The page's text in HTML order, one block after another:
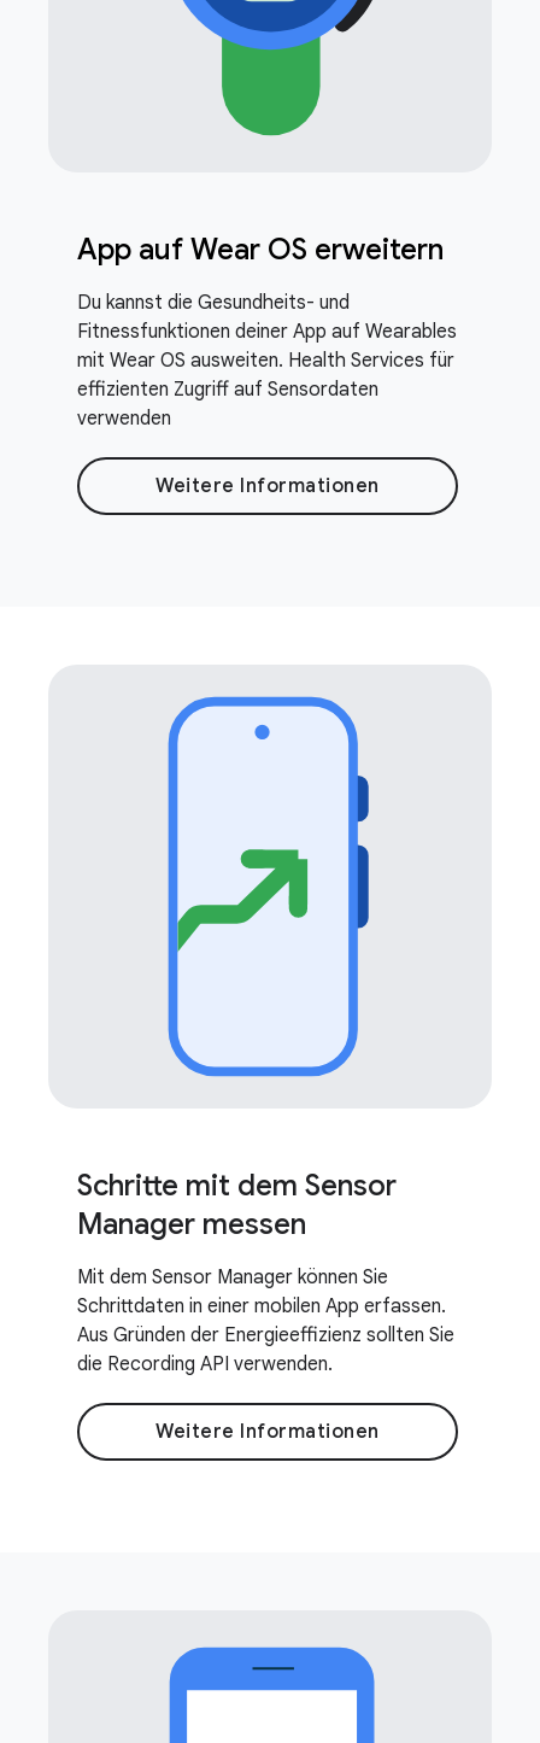
App auf Wear OS erweitern
Du kannst die Gesundheits- und
Fitnessfunktionen deiner App auf Wearables
mit Wear OS ausweiten. Health Services für
effizienten Zugriff auf Sensordaten
verwenden
Weitere Informationen
Schritte mit dem Sensor
Manager messen
Mit dem Sensor Manager können Sie
Schrittdaten in einer mobilen App erfassen.
Aus Gründen der Energieeffizienz sollten Sie
die Recording API verwenden.
Weitere Informationen